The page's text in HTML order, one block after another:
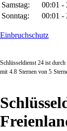
Samstag:
00:01 -
Sonntag:
00:01 -
Einbruchschutz
Schlüsseldienst 24 ist durch
mit 4.8 Sternen von 5